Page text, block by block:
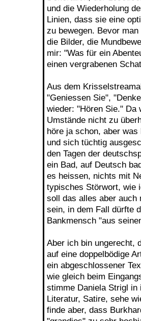
und die Wiederholung
Linien, dass sie eine
zu bewegen. Bevor
die Bilder, die
mir: "Was für ein
einen vergrabenen
Aus dem
"Geniessen Sie",
wieder: "Hören Sie."
Umstände nicht zu
höre ja schon, aber was
und sich tüchtig
den Tagen der
ein Bad, auf Deutsch
es heissen, nichts mit
typisches Störwort, wie
soll das alles aber auch
sein, in dem Fall dürfte
Bankmensch "aus
Aber ich bin ungerecht,
auf eine doppelbödige
ein abgeschlossener
wie gleich beim
stimme Daniela Strigl in
Literatur, Satire, sehe
finde aber, dass